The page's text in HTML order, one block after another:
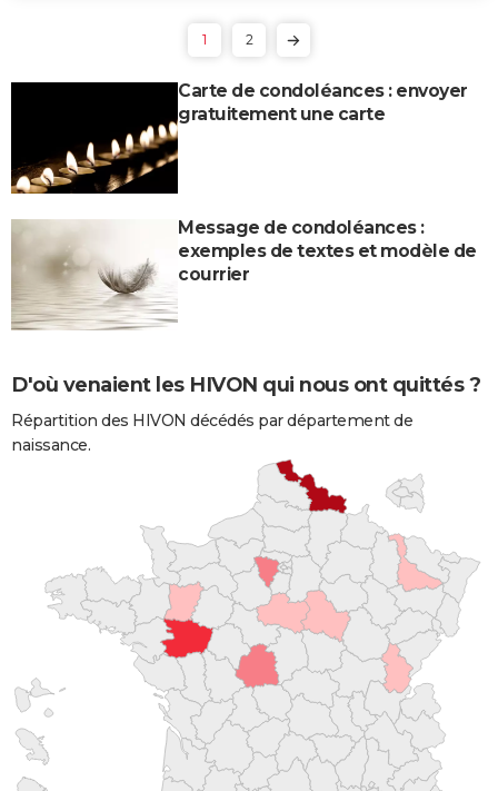
1 2
Carte de condoléances : envoyer
gratuitement une carte
Message de condoléances :
exemples de textes et modèle de
courrier
D'où venaient les HIVON qui nous ont quittés ?
Répartition des HIVON décédés par département de
naissance.